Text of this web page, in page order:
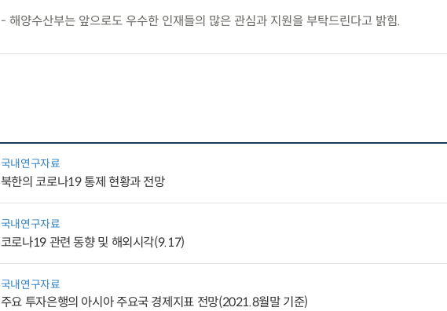
- 해양수산부는 앞으로도 우수한 인재들의 많은 관심과 지원을 부탁드린다고 밝힘.
국내연구자료
북한의 코로나19 통제 현황과 전망
국내연구자료
코로나19 관련 동향 및 해외시각(9.17)
국내연구자료
주요 투자은행의 아시아 주요국 경제지표 전망(2021.8월말 기준)